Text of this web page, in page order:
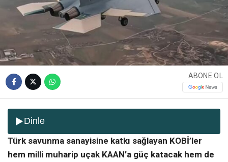
ABONE OL
Dinle
Türk savunma sanayisine katkı sağlayan KOBİ’ler
hem milli muharip uçak KAAN’a güç katacak hem de